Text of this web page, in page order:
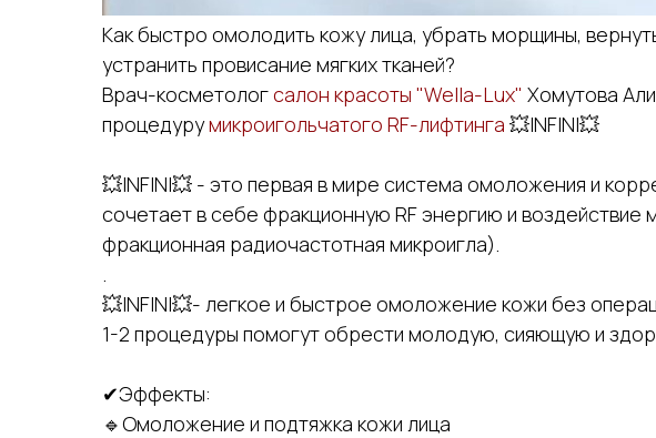
Как быстро омолодить кожу лица, убрать морщины,
устранить провисание мягких тканей?
Врач-косметологсалон красоты "Wella-Lux" Хомутова
процедурумикроигольчатого RF-лифтинга 💥INFINI💥
💥INFINI💥 - это первая в мире система омоложения и
сочетает в себе фракционную RF энергию и воздействие
фракционная радиочастотная микроигла).
.
💥INFINI💥- легкое и быстрое омоложение кожи без
1-2 процедуры помогут обрести молодую, сияющую и
✔Эффекты:
🔹️Омоложение и подтяжка кожи лица